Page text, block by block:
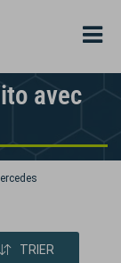
avec
TRIER